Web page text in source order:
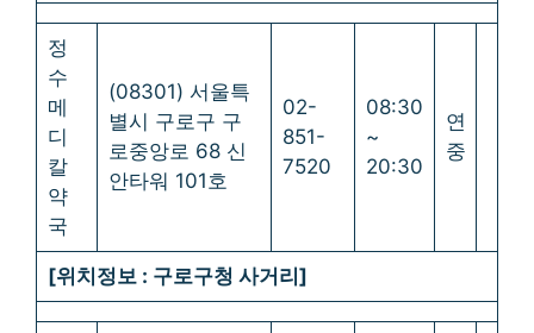
정
수
메
디
칼
약
국
(08301) 서울특
별시 구로구 구
로중앙로 68 신
안타워 101호
02-
851-
7520
08:30
~
20:30
연
중
[위치정보 : 구로구청 사거리]